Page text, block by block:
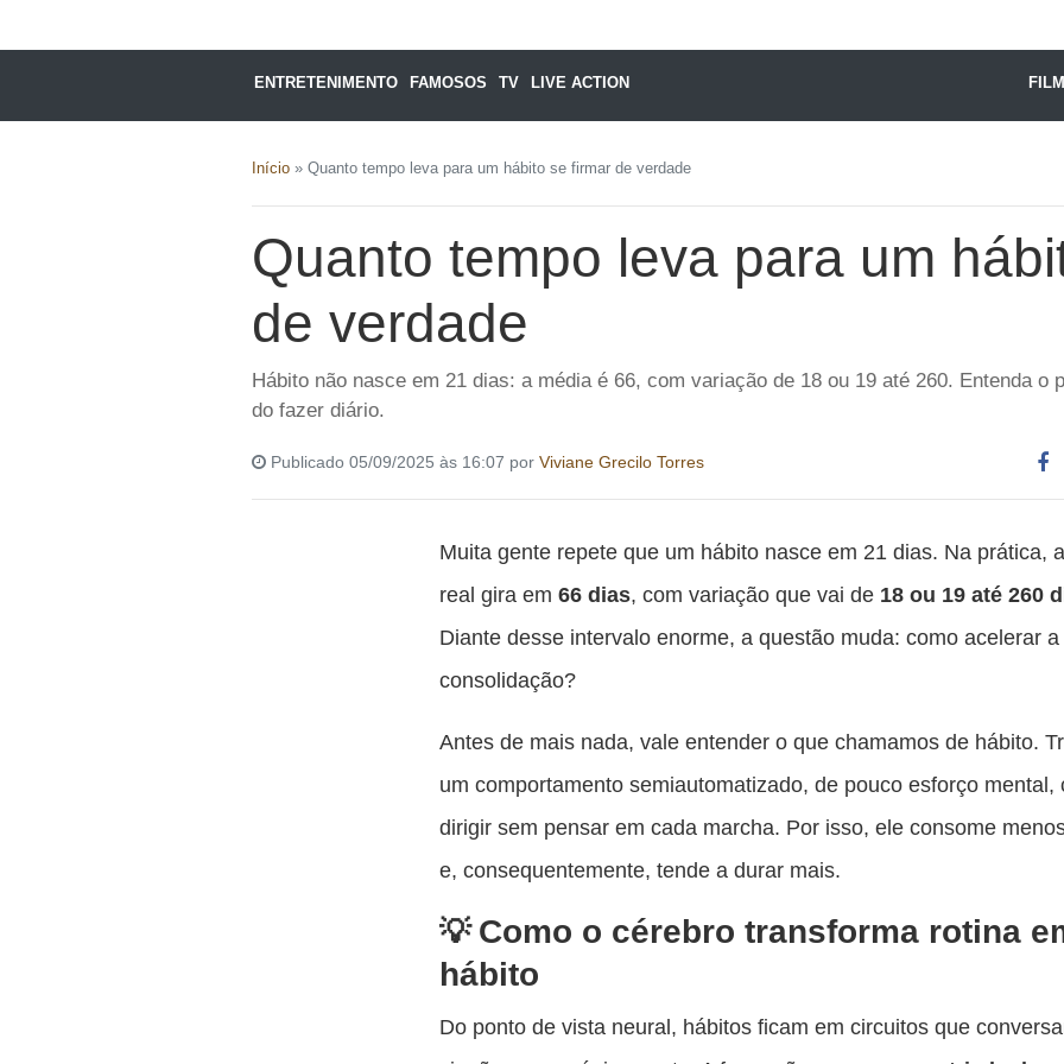
ENTRETENIMENTO FAMOSOS TV LIVE ACTION
Início » Quanto tempo leva para um hábito se firmar de verdade
Quanto tempo leva para um
de verdade
Hábito não nasce em 21 dias: a média é 66, com variação de 18 ou 19 até 260. Entenda o
do fazer diário.
Publicado 05/09/2025 às 16:07 por Viviane Grecilo Torres
Muita gente repete que um hábito nasce em 21 dias. Na prática,
real gira em66 dias, com variação que vai de 18 ou 19 até 260
Diante desse intervalo enorme, a questão muda: como acelerar a
consolidação?
Antes de mais nada, vale entender o que chamamos de hábito.
um comportamento semiautomatizado, de pouco esforço mental,
dirigir sem pensar em cada marcha. Por isso, ele consome
e, consequentemente, tende a durar mais.
Como o cérebro transforma rotina
hábito
Do ponto de vista neural, hábitos ficam em circuitos que